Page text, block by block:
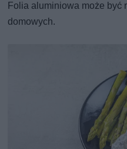
Folia aluminiowa może być
domowych.